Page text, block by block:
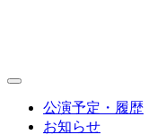
公演予定・履歴
お知らせ